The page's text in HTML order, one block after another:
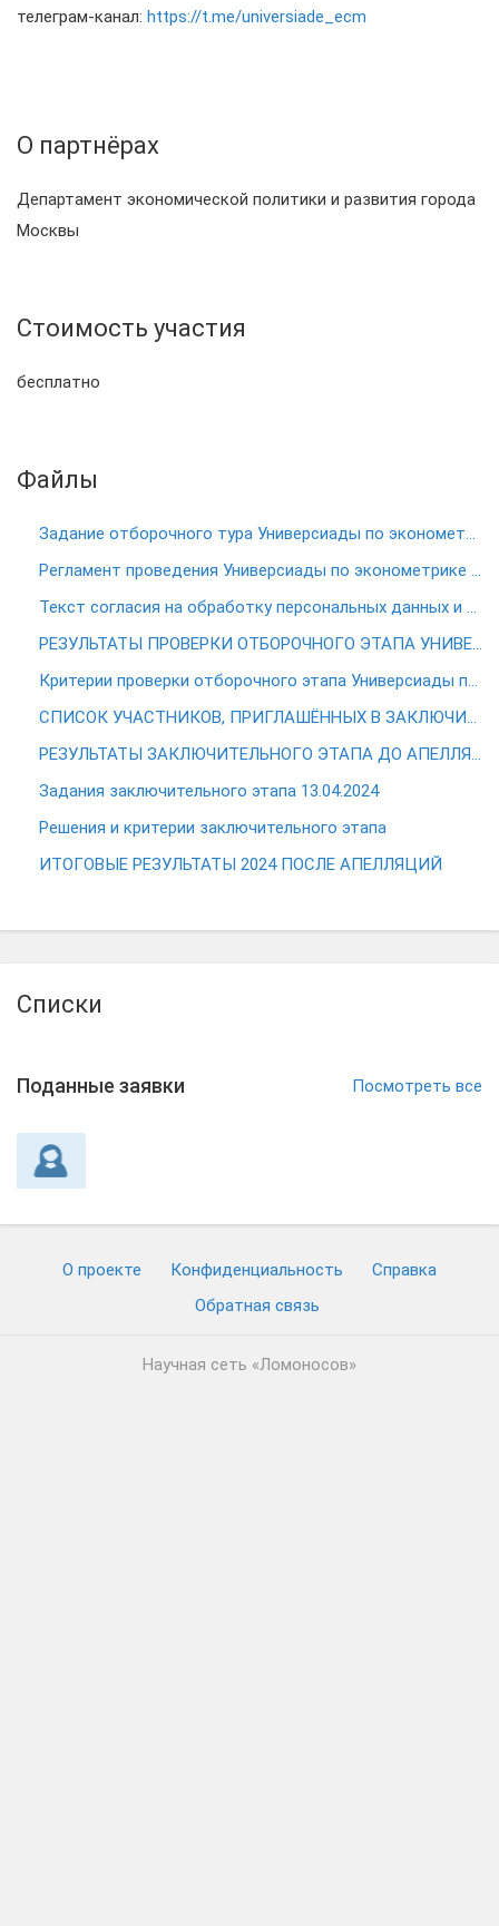
телеграм-канал: https://t.me/universiade_ecm
О партнёрах
Департамент экономической политики и развития города
Москвы
Стоимость участия
бесплатно
Файлы
Задание отборочного тура Универсиады по эконометрике 2024
Регламент проведения Универсиады по эконометрике 2024
Текст согласия на обработку персональных данных и обязательства соблюдать нормы академической этики
РЕЗУЛЬТАТЫ ПРОВЕРКИ ОТБОРОЧНОГО ЭТАПА УНИВЕРСИАДЫ ПО ЭКОНОМЕТРИКЕ 2024
Критерии проверки отборочного этапа Универсиады по эконометрике 2024
СПИСОК УЧАСТНИКОВ, ПРИГЛАШЁННЫХ В ЗАКЛЮЧИТЕЛЬНЫЙ ЭТАП УНИВЕРСИАДЫ ПО ЭКОНОМЕТРИКЕ 2024
РЕЗУЛЬТАТЫ ЗАКЛЮЧИТЕЛЬНОГО ЭТАПА ДО АПЕЛЛЯЦИЙ
Задания заключительного этапа 13.04.2024
Решения и критерии заключительного этапа
ИТОГОВЫЕ РЕЗУЛЬТАТЫ 2024 ПОСЛЕ АПЕЛЛЯЦИЙ
Списки
Поданные заявки Посмотреть все
О проекте Конфиденциальность
Cправка
Обратная связь
Научная сеть «Ломоносов»